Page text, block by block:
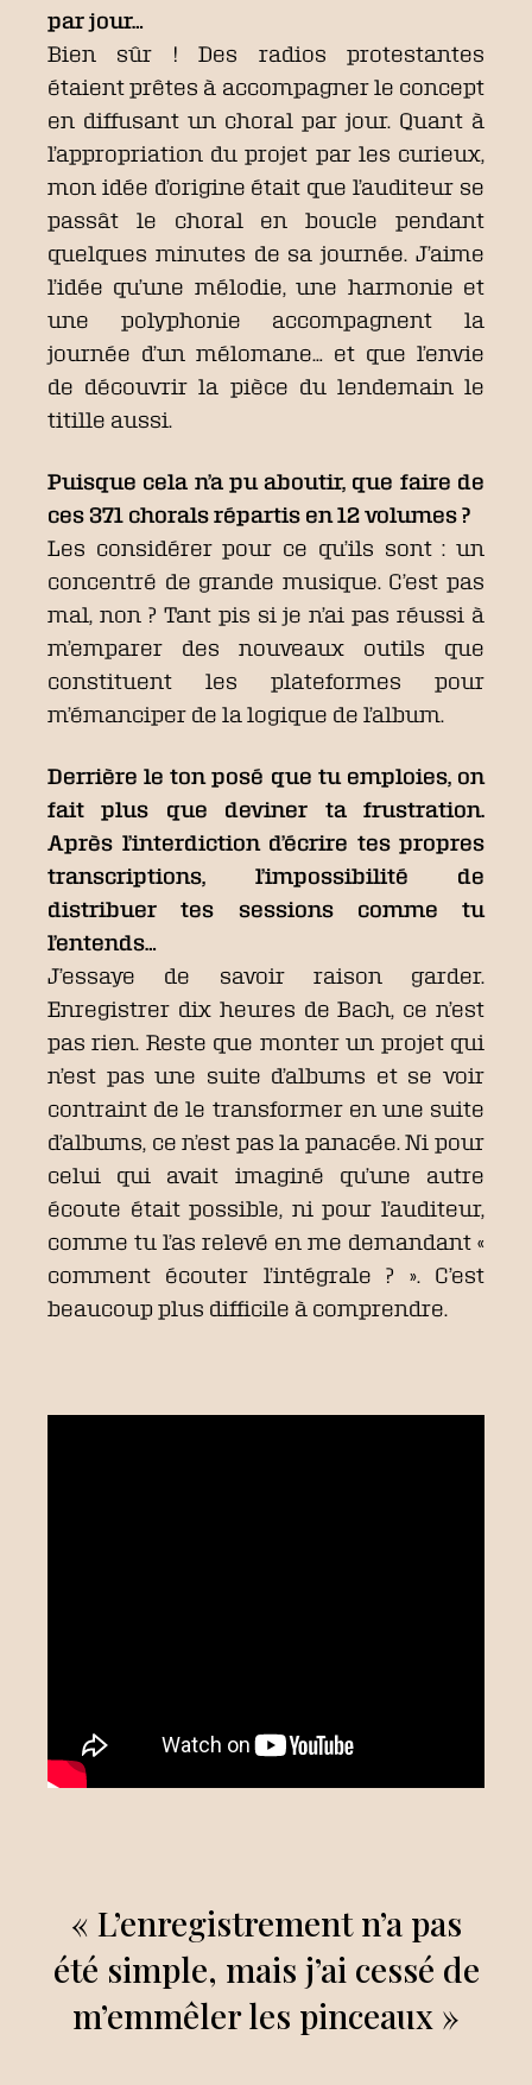
par jour…
Bien sûr ! Des radios protestantes
étaient prêtes à accompagner le concept
en diffusant un choral par jour. Quant à
l’appropriation du projet par les curieux,
mon idée d’origine était que l’auditeur se
passât le choral en boucle pendant
quelques minutes de sa journée. J’aime
l’idée qu’une mélodie, une harmonie et
une polyphonie accompagnent la
journée d’un mélomane… et que l’envie
de découvrir la pièce du lendemain le
titille aussi.
Puisque cela n’a pu aboutir, que faire de
ces 371 chorals répartis en 12 volumes ?
Les considérer pour ce qu’ils sont : un
concentré de grande musique. C’est pas
mal, non ? Tant pis si je n’ai pas réussi à
m’emparer des nouveaux outils que
constituent les plateformes pour
m’émanciper de la logique de l’album.
Derrière le ton posé que tu emploies, on
fait plus que deviner ta frustration.
Après l’interdiction d’écrire tes propres
transcriptions, l’impossibilité de
distribuer tes sessions comme tu
l’entends…
J’essaye de savoir raison garder.
Enregistrer dix heures de Bach, ce n’est
pas rien. Reste que monter un projet qui
n’est pas une suite d’albums et se voir
contraint de le transformer en une suite
d’albums, ce n’est pas la panacée. Ni pour
celui qui avait imaginé qu’une autre
écoute était possible, ni pour l’auditeur,
comme tu l’as relevé en me demandant «
comment écouter l’intégrale ? ». C’est
beaucoup plus difficile à comprendre.
« L’enregistrement n’a pas
été simple, mais j’ai cessé de
m’emmêler les pinceaux »